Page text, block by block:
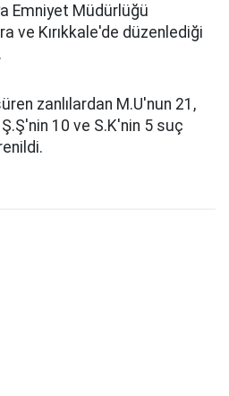
Emniyet Müdürlüğü
ve Kırıkkale'de düzenlediği
zanlılardan M.U'nun 21,
Ş.Ş'nin 10 ve S.K'nin 5 suç